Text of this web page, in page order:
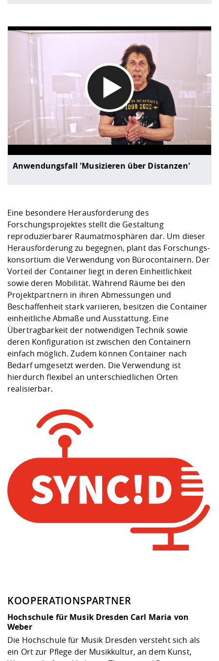
Anwendungsfall 'Musizieren über Distanzen'
DATENSCHUTZHINWEIS
Wenn Sie unsere Vimeo-Videos abspielen, werden
Eine besondere Herausforderung des
Forschungsprojektes stellt die Gestaltung
reproduzierbarer Raumatmosphären dar. Um dieser
Herausforderung zu begegnen, plant das Forschungs-
konsortium die Verwendung von Bürocontainern. Der
Vorteil der Container liegt in deren Einheitlichkeit
sowie deren Mobilität. Während Räume bei den
Projektpartnern in ihren Abmessungen und
Beschaffenheit stark variieren, besitzen die Container
einheitliche Abmaße und Ausstattung. Eine
Übertragbarkeit der notwendigen Technik sowie
deren Konfiguration ist zwischen den Containern
einfach möglich. Zudem können Container nach
Bedarf umgesetzt werden. Die Verwendung ist
hierdurch flexibel an unterschiedlichen Orten
realisierbar.
KOOPERATIONSPARTNER
Hochschule für Musik Dresden Carl Maria von
Weber
Die Hochschule für Musik Dresden versteht sich als
ein Ort zur Pflege der Musikkultur, an dem Kunst,